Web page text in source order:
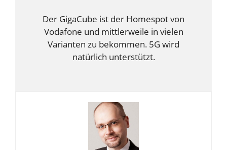
Der GigaCube ist der Homespot von
Vodafone und mittlerweile in vielen
Varianten zu bekommen. 5G wird
natürlich unterstützt.